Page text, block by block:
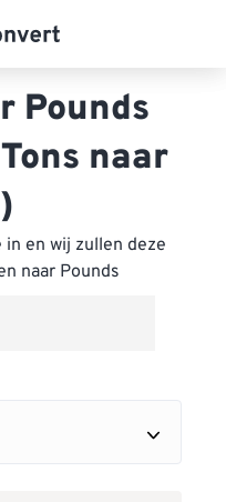
Pounds
naar
in en wij zullen deze
naar Pounds